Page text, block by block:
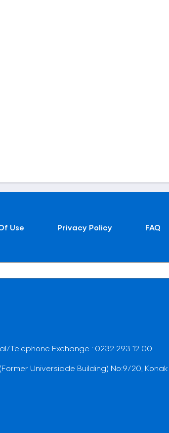
Use Privacy Policy FAQ
Telephone Exchange : 0232 293 12 00
Universiade Building) No:9/20, Konak